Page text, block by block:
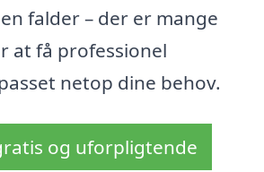
falder – der er mange
at få professionel
netop dine behov.
og uforpligtende